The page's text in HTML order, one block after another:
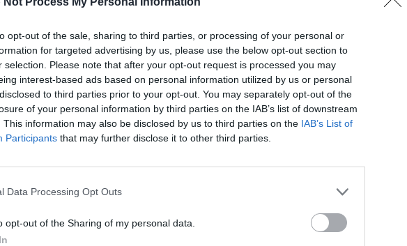
opt-out of the sale, sharing to third parties, or processing of your personal or
for targeted advertising by us, please use the below opt-out section to
selection. Please note that after your opt-out request is processed you may
interest-based ads based on personal information utilized by us or personal
to third parties prior to your opt-out. You may separately opt-out of the
of your personal information by third parties on the IAB’s list of downstream
This information may also be disclosed by us to third parties on the IAB’s List of
Participants that may further disclose it to other third parties.
Data Processing Opt Outs
opt-out of the Sharing of my personal data.
περιοδικό της